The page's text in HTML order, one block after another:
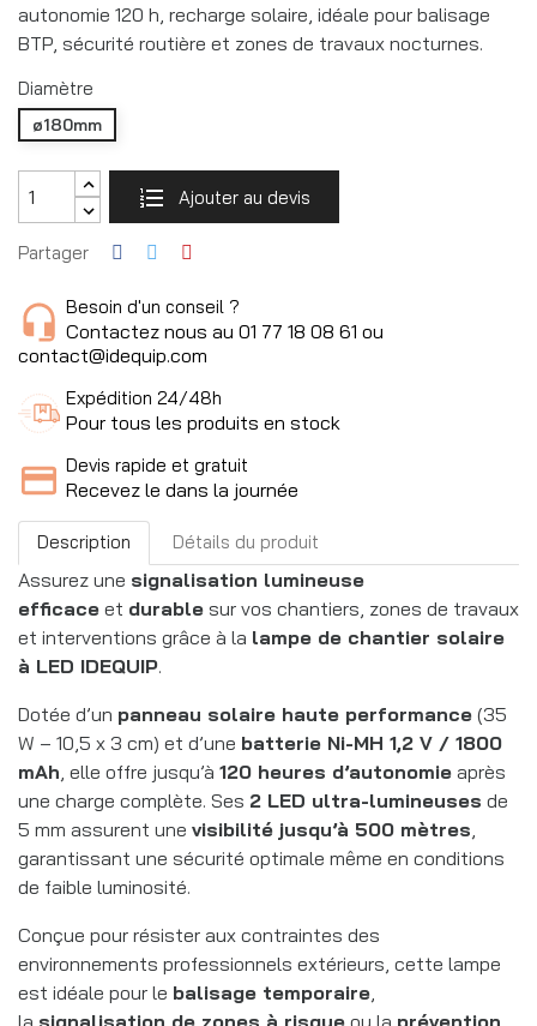
autonomie 120 h, recharge solaire, idéale pour balisage
BTP, sécurité routière et zones de travaux nocturnes.
Diamètre
ø180mm
Ajouter au devis
Partager
Besoin d'un conseil ?
Contactez nous au 01 77 18 08 61 ou
contact@idequip.com
Expédition 24/48h
Pour tous les produits en stock
Devis rapide et gratuit
Recevez le dans la journée
Description Détails du produit
Assurez une signalisation lumineuse
efficace et durable sur vos chantiers, zones de travaux
et interventions grâce à la lampe de chantier solaire
à LED IDEQUIP.
Dotée d’un panneau solaire haute performance (35
W – 10,5 x 3 cm) et d’une batterie Ni-MH 1,2 V / 1800
mAh , elle offre jusqu’à 120 heures d’autonomie après
une charge complète. Ses 2 LED ultra-lumineuses de
5 mm assurent une visibilité jusqu’à 500 mètres
garantissant une sécurité optimale même en conditions
de faible luminosité.
Conçue pour résister aux contraintes des
environnements professionnels extérieurs, cette lampe
est idéale pour le balisage temporaire
la signalisation de zones à risque ou la prévention